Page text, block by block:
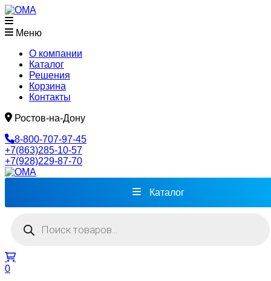
Меню
О компании
Каталог
Решения
Корзина
Контакты
Ростов-на-Дону
8-800-707-97-45
+7(863)285-10-57
+7(928)229-87-70
Каталог
товаров
0